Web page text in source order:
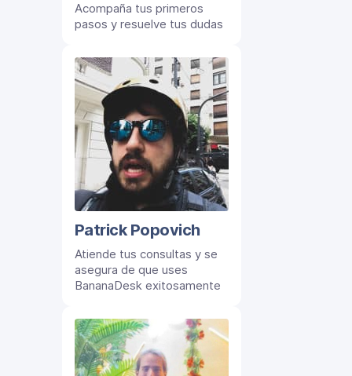
Acompaña tus primeros
pasos y resuelve tus dudas
Patrick Popovich
Atiende tus consultas y se
asegura de que uses
BananaDesk exitosamente